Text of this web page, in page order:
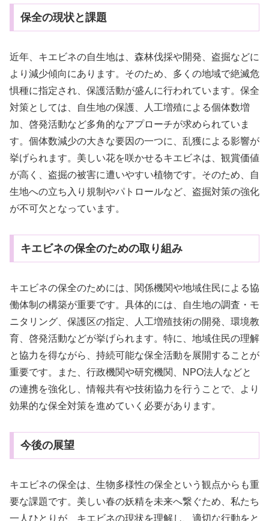
保全の現状と課題
近年、キエビネの自生地は、森林伐採や開発、盗掘などに
より減少傾向にあります。そのため、多くの地域で絶滅危
惧種に指定され、保護活動が盛んに行われています。保全
対策としては、自生地の保護、人工増殖による個体数増
加、啓発活動など多角的なアプローチが求められていま
す。個体数減少の大きな要因の一つに、乱獲による影響が
挙げられます。美しい花を咲かせるキエビネは、観賞価値
が高く、盗掘の被害に遭いやすい植物です。そのため、自
生地への立ち入り規制やパトロールなど、盗掘対策の強化
が不可欠となっています。
キエビネの保全のための取り組み
キエビネの保全のためには、関係機関や地域住民による協
働体制の構築が重要です。具体的には、自生地の調査・モ
ニタリング、保護区の指定、人工増殖技術の開発、環境教
育、啓発活動などが挙げられます。特に、地域住民の理解
と協力を得ながら、持続可能な保全活動を展開することが
重要です。また、行政機関や研究機関、NPO法人などと
の連携を強化し、情報共有や技術協力を行うことで、より
効果的な保全対策を進めていく必要があります。
今後の展望
キエビネの保全は、生物多様性の保全という観点からも重
要な課題です。美しい春の妖精を未来へ繋ぐため、私たち
一人ひとりが、キエビネの現状を理解し、適切な行動をと